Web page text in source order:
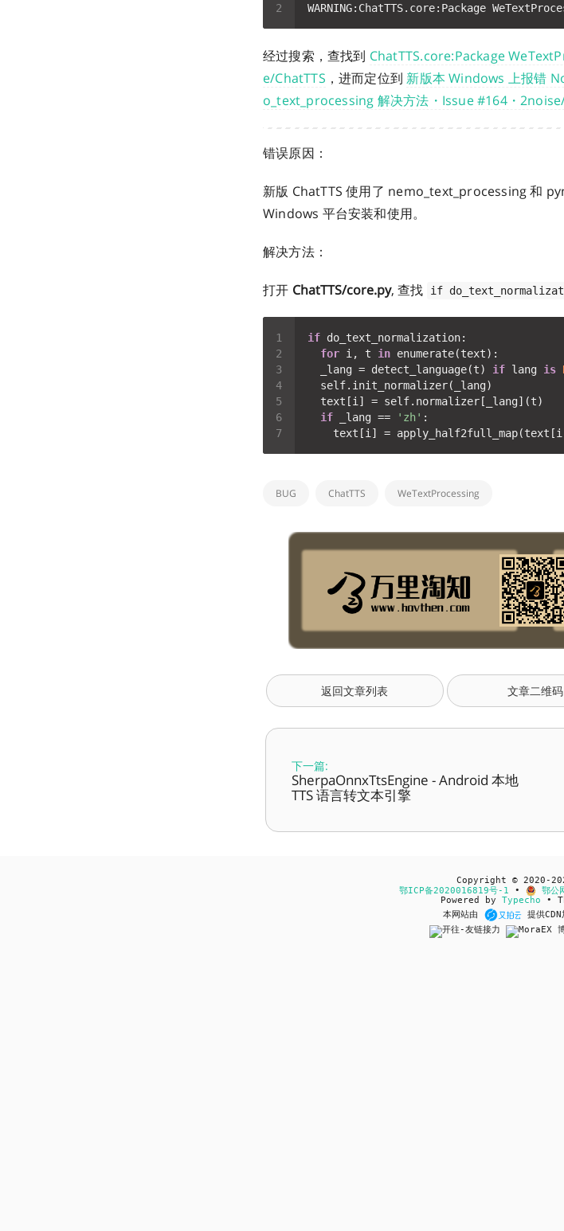
经过搜索，查找到 ChatTTS.core:Package
e/ChatTTS ，进而定位到 新版本 Windows 上报错
o_text_processing 解决方法・Issue #164・
错误原因：
新版 ChatTTS 使用了 nemo_text_processing 和
Windows 平台安装和使用。
解决方法：
打开 ChatTTS/core.py, 查找 if
if
for i, t in
  _lang = detect_language(t)
if lang is
if _lang == 'zh'
BUG ChatTTS WeTextProcessing
返回文章列表 文章二维码
下一篇:
SherpaOnnxTtsEngine - Android 本地
TTS 语言转文本引擎
Copyright © 2020-
鄂ICP备2020016819号-1 •
鄂公
Powered by Typecho •
本网站由
提供CDN